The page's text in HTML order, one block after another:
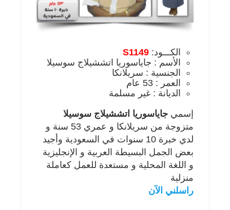
الكـــود: S1149
الأسم : جاياسوريا اتششيلاج سوسيلا
الجنسية : سريلانكا
العمر : 53 عام
الديانة : غير مسلمة
إسمي جاياسوريا اتششيلاج سوسيلا
متزوجة من سريلانكا و عمري 53 سنة و
لدي خبرة 10 سنوات في السعودية وأجيد
بعض الجمل البسيطة العربية و الإنجليزية
و اللغة المحلية و مستعدة للعمل كعاملة
منزلية
راسلني الآن